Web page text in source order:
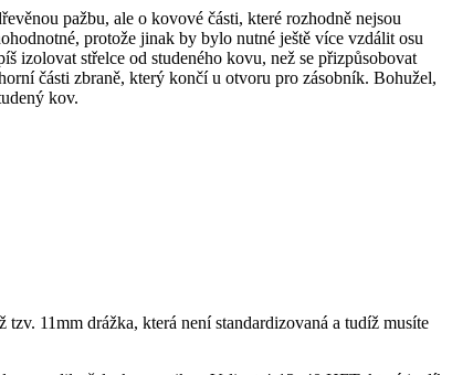
pažbu, ale o kovové části, které rozhodně nejsou
protože jinak by bylo nutné ještě více vzdálit osu
izolovat střelce od studeného kovu, než se přizpůsobovat
části zbraně, který končí u otvoru pro zásobník. Bohužel,
kov.
11mm drážka, která není standardizovaná a tudíž musíte